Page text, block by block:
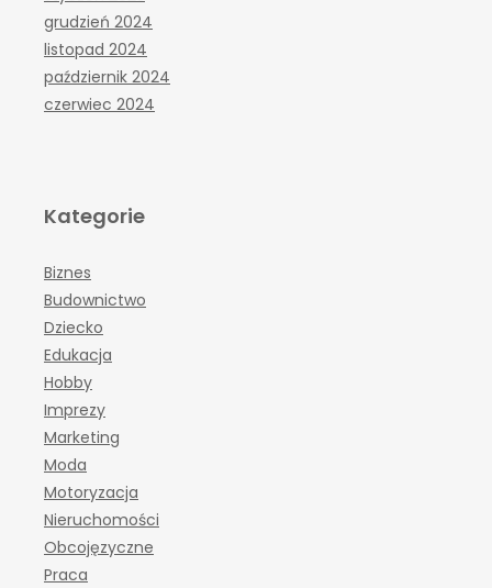
grudzień 2024
listopad 2024
październik 2024
czerwiec 2024
Kategorie
Biznes
Budownictwo
Dziecko
Edukacja
Hobby
Imprezy
Marketing
Moda
Motoryzacja
Nieruchomości
Obcojęzyczne
Praca